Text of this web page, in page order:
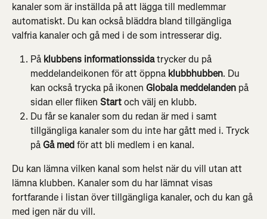
kanaler som är inställda på att lägga till medlemmar
automatiskt. Du kan också bläddra bland tillgängliga
valfria kanaler och gå med i de som intresserar dig.
På klubbens informationssida trycker du på
meddelandeikonen för att öppna klubbhubben. Du
kan också trycka på ikonen Globala meddelanden på
sidan eller fliken Start och välj en klubb.
Du får se kanaler som du redan är med i samt
tillgängliga kanaler som du inte har gått med i. Tryck
på Gå med för att bli medlem i en kanal.
Du kan lämna vilken kanal som helst när du vill utan att
lämna klubben. Kanaler som du har lämnat visas
fortfarande i listan över tillgängliga kanaler, och du kan gå
med igen när du vill.